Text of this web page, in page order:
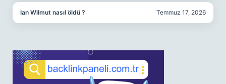
Ian Wilmut nasıl öldü ? Temmuz 17, 2026